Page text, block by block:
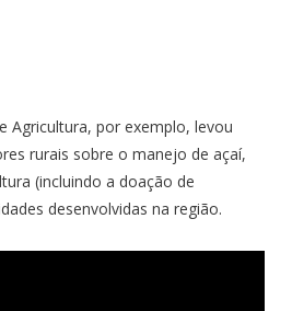
Agricultura, por exemplo, levou
rurais sobre o manejo de açaí,
(incluindo a doação de
desenvolvidas na região.